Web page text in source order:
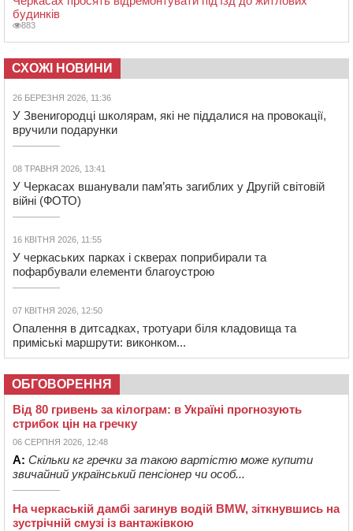
будинків
883
СХОЖІ НОВИНИ
26 БЕРЕЗНЯ 2026, 11:36
У Звенигородці школярам, які не піддалися на провокації,
вручили подарунки
08 ТРАВНЯ 2026, 13:41
У Черкасах вшанували пам’ять загиблих у Другій світовій
війні (ФОТО)
16 КВІТНЯ 2026, 11:55
У черкаських парках і скверах поприбирали та
пофарбували елементи благоустрою
07 КВІТНЯ 2026, 12:50
Опалення в дитсадках, тротуари біля кладовища та
приміські маршрути: виконком...
ОБГОВОРЕННЯ
Від 80 гривень за кілограм: в Україні прогнозують
стрибок цін на гречку
06 СЕРПНЯ 2026, 12:48
А: Скільки кг гречки за такою вартістю може купити
звичайний український пенсіонер чи особ...
На черкаській дамбі загинув водій BMW, зіткнувшись на
зустрічній смузі із вантажівкою